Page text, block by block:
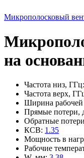
Микрополосковый
на
Частота низ, ГГц:
Частота верх,
Ширина
Прямые потери,
Обратные
КСВ: 1.35
Мощность в
Рабочие